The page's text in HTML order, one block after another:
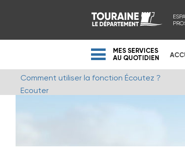
MES SERVICES
AU QUOTIDIEN
Comment utiliser la fonction Écoutez ?
Ecouter